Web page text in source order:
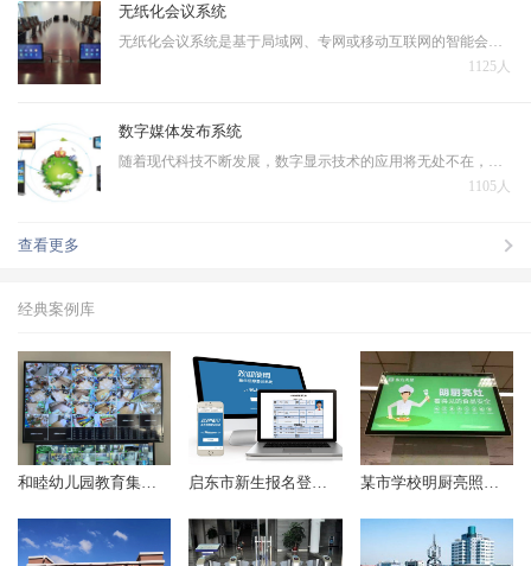
无纸化会议系统
1125人
数字媒体发布系统
1105人
查看更多
经典案例库
和睦幼儿园教育集团监控项目顺利完成 启东市新生报名登记系统（2018年起） 某市学校明厨亮照项目（2017年起）